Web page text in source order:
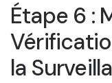
Étape 6 :
la